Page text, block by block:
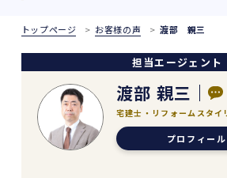
トップページ お客様の声 渡部 親三
担当エージェント
渡部 親三
宅建士・リフォームスタイ
プロフィー